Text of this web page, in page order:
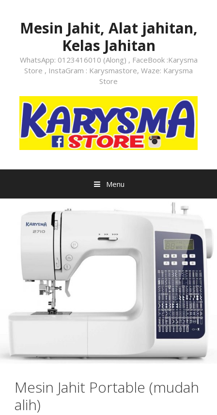
contentMesin Jahit, Alat jahitan,
Kelas Jahitan
WhatsApp: 0123416010 (Along) , FaceBook :Karysma
Store , InstaGram : Karysmastore, Waze: Karysma
Store
Menu
Mesin Jahit Portable (mudah
alih)